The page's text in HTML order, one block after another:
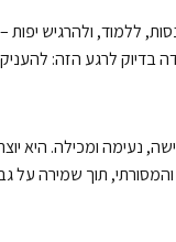
ללמוד, ולהרגיש
בדיוק לרגע הזה:
נעימה ומכילה. היא
תוך שמירה על